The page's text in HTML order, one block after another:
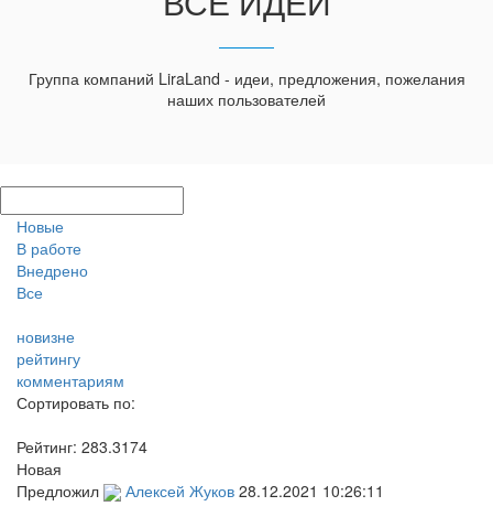
Группа компаний LiraLand - идеи, предложения, пожелания
наших пользователей
Новые
В работе
Внедрено
Все
новизне
рейтингу
комментариям
Сортировать по:
Рейтинг: 283.3174
Новая
Предложил
Алексей Жуков 28.12.2021 10:26:11